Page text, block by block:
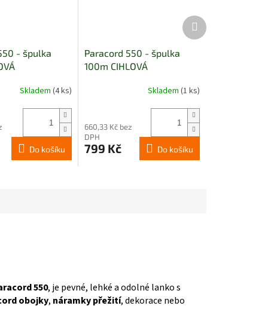
- špulka
Skladem (4 ks)
Do košíku
Paracord 550 - špulka
100m CIHLOVÁ
Skladem (1 ks)
660,33 Kč bez
DPH
799 Kč Do košíku
Další
produkt
550, je pevné, lehké a odolné lanko s
obojky, náramky přežití, dekorace nebo